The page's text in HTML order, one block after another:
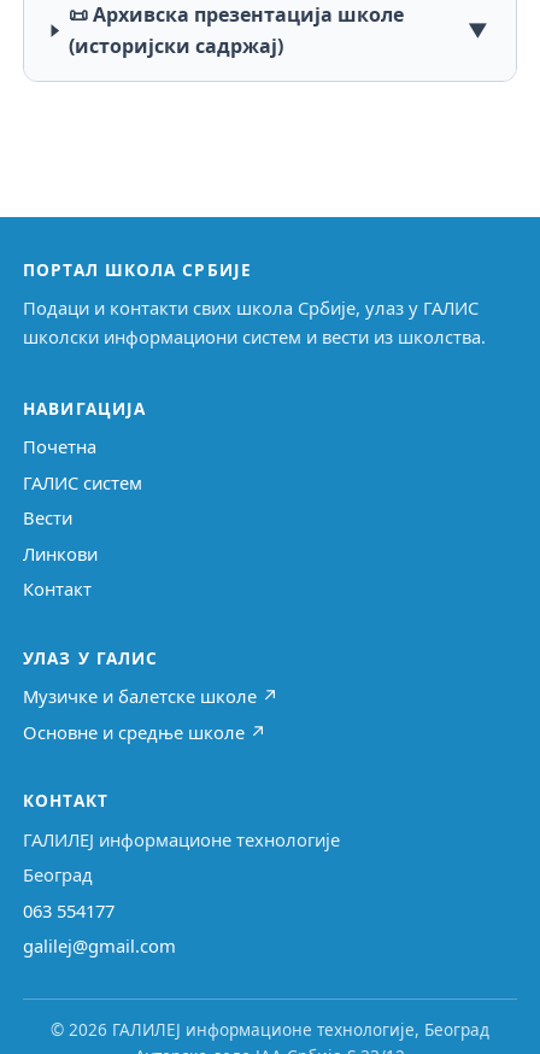
📜 Архивска презентација школе
(историјски садржај)
▼
ПОРТАЛ ШКОЛА СРБИЈЕ
Подаци и контакти свих школа Србије, улаз у ГАЛИС
школски информациони систем и вести из школства.
НАВИГАЦИЈА
Почетна
ГАЛИС систем
Вести
Линкови
Контакт
УЛАЗ У ГАЛИС
Музичке и балетске школе ↗
Основне и средње школе ↗
КОНТАКТ
ГАЛИЛЕЈ информационе технологије
Београд
063 554177
galilej@gmail.com
© 2026 ГАЛИЛЕЈ информационе технологије, Београд